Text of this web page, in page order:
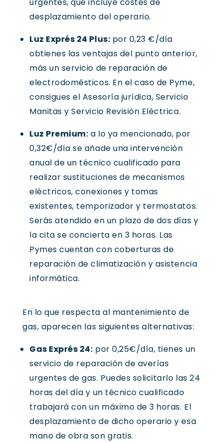
urgentes, que incluye costes de
desplazamiento del operario.
Luz Exprés 24 Plus: por 0,23 €/día
obtienes las ventajas del punto anterior,
más un servicio de reparación de
electrodomésticos. En el caso de Pyme,
consigues el Asesoría jurídica, Servicio
Manitas y Servicio Revisión Eléctrica.
Luz Premium: a lo ya mencionado, por
0,32€/día se añade una intervención
anual de un técnico cualificado para
realizar sustituciones de mecanismos
eléctricos, conexiones y tomas
existentes, temporizador y termostatos.
Serás atendido en un plazo de dos días y
la cita se concierta en 3 horas. Las
Pymes cuentan con coberturas de
reparación de climatización y asistencia
informática.
En lo que respecta al mantenimiento de
gas, aparecen las siguientes alternativas:
Gas Exprés 24: por 0,25€/día, tienes un
servicio de reparación de averías
urgentes de gas. Puedes solicitarlo las 24
horas del día y un técnico cualificado
trabajará con un máximo de 3 horas. El
desplazamiento de dicho operario y esa
mano de obra son gratis.